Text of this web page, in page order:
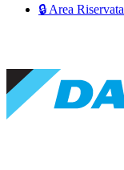
🔒 Area Riservata